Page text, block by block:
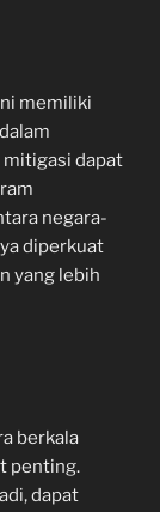
memiliki
dapat
negara-
diperkuat
yang lebih
berkala
penting.
dapat